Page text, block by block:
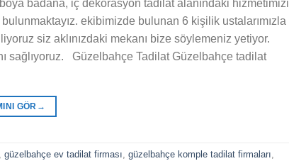
badana, iç dekorasyon tadilat alanındaki hizmetimizi
ekibimizde bulunan 6 kişilik ustalarımızla
siz aklınızdaki mekanı bize söylemeniz yetiyor.
sağlıyoruz. Güzelbahçe Tadilat Güzelbahçe tadilat
GÖR →
,güzelbahçe ev tadilat firması,güzelbahçe komple tadilat firmaları,